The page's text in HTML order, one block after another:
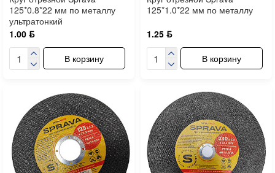
125*0.8*22 мм по металлу
ультратонкий
1.00 ƃ
В корзину
125*1.0*22 мм по металлу
1.25 ƃ
В корзину